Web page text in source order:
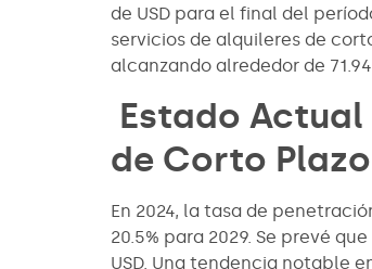
de USD para el final del
servicios de alquileres de
alcanzando alrededor de
Estado
de Corto Plazo
En 2024, la tasa de
20.5% para 2029. Se prevé
USD. Una tendencia notable